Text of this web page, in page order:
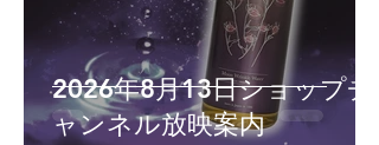
2026年8月13日ショップチ
ャンネル放映案内